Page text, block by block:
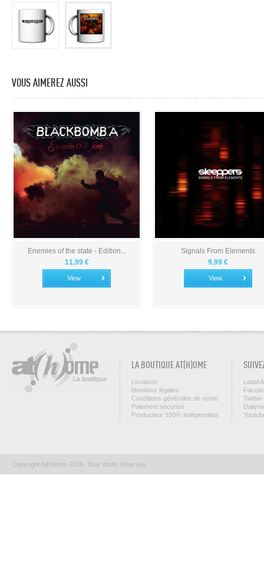
VOUS AIMEREZ AUSSI
Enemies of the state - Edition...
11,99 €
View
Signals From Elements
9,99 €
View
LA BOUTIQUE AT(H)OME
Livraison
Mentions légales
Conditions générales de vente
Paiement sécurisé
Producteur 100% indépendant
Label
Twitter
Copyright At(h)ome 2026. Tous droits réservés